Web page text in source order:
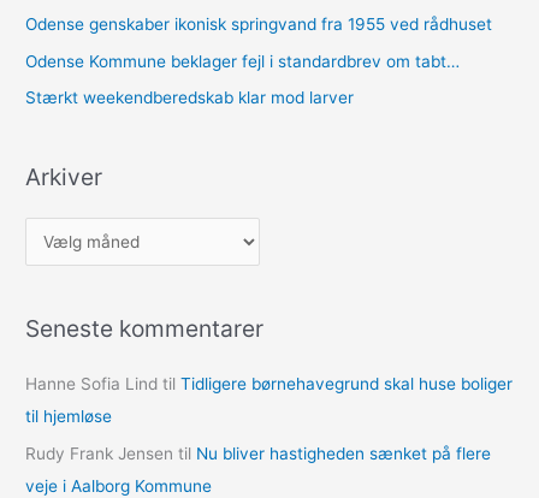
Odense genskaber ikonisk springvand fra 1955 ved rådhuset
Odense Kommune beklager fejl i standardbrev om tabt…
Stærkt weekendberedskab klar mod larver
Arkiver
r
i
e
r
Seneste kommentarer
Hanne Sofia Lind tilTidligere børnehavegrund skal huse boliger
til hjemløse
Rudy Frank Jensen til Nu bliver hastigheden sænket på flere
veje i Aalborg Kommune